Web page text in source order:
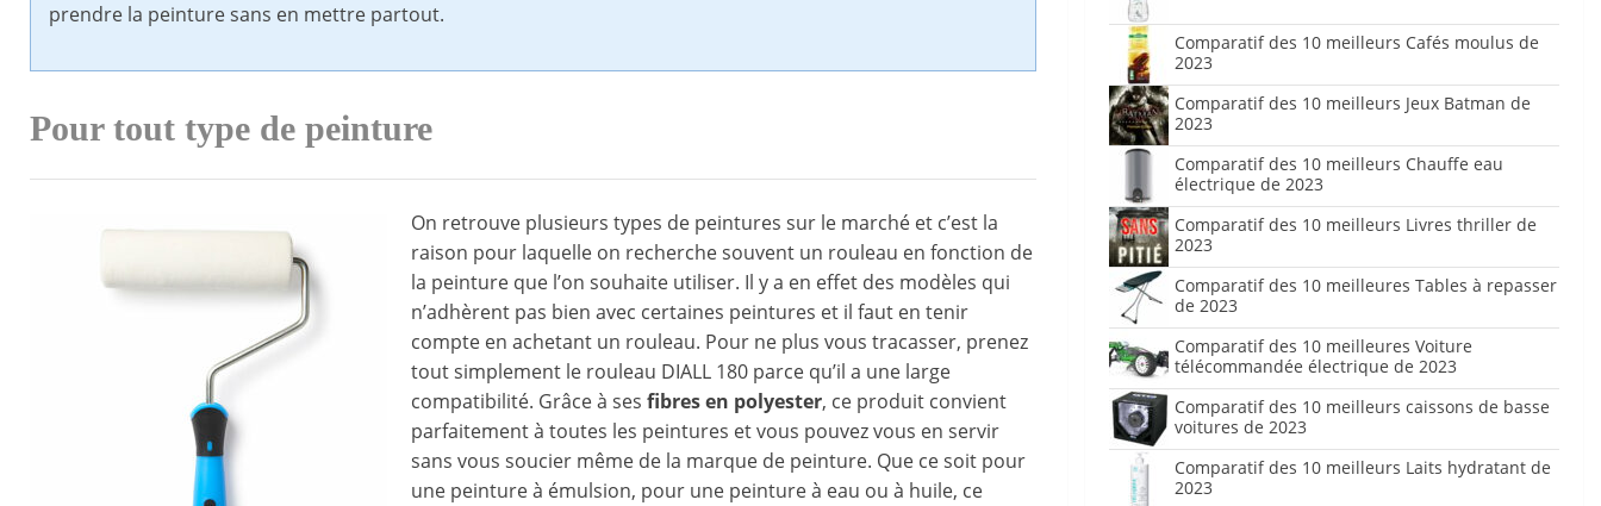
prendre la peinture sans en mettre partout.
Pour tout type de peinture
On retrouve plusieurs types de peintures sur le marché et c’est la
raison pour laquelle on recherche souvent un rouleau en fonction de
la peinture que l’on souhaite utiliser. Il y a en effet des modèles qui
n’adhèrent pas bien avec certaines peintures et il faut en tenir
compte en achetant un rouleau. Pour ne plus vous tracasser, prenez
tout simplement le rouleau DIALL 180 parce qu’il a une large
compatibilité. Grâce à ses fibres en polyester, ce produit convient
parfaitement à toutes les peintures et vous pouvez vous en servir
sans vous soucier même de la marque de peinture. Que ce soit pour
une peinture à émulsion, pour une peinture à eau ou à huile, ce
Comparatif des 10 meilleurs Cafés moulus de
2023
Comparatif des 10 meilleurs Jeux Batman de
2023
Comparatif des 10 meilleurs Chauffe eau
électrique de 2023
Comparatif des 10 meilleurs Livres thriller de
2023
Comparatif des 10 meilleures Tables à repasser
de 2023
Comparatif des 10 meilleures Voiture
télécommandée électrique de 2023
Comparatif des 10 meilleurs caissons de basse
voitures de 2023
Comparatif des 10 meilleurs Laits hydratant de
2023